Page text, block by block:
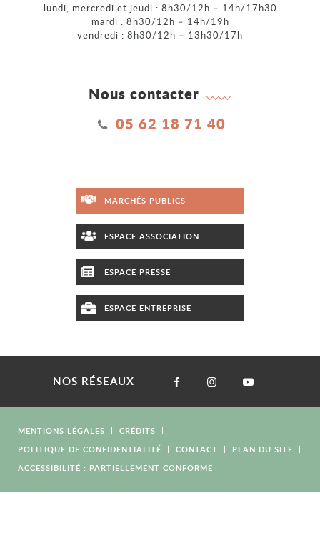
lundi, mercredi et jeudi : 8h30/12h – 14h/17h30
mardi : 8h30/12h – 14h/19h
vendredi : 8h30/12h – 13h30/17h
Nous contacter
05 62 18 71 40
MARCHÉS PUBLICS
ESPACE ASSOCIATION
ESPACE PRESSE
ESPACE ENTREPRISE
NOS RÉSEAUX
MENTIONS LÉGALES
CRÉDITS
POLITIQUE DE CONFIDENTIALITÉ
CONTACT
PLAN DU SITE
ACCESSIBILITÉ : PARTIELLEMENT CONFORME